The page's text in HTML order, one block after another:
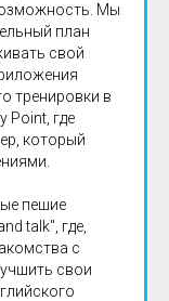
Мы
план
свой
тренировки в
Point, где
который
пешие
talk", где,
с
свои